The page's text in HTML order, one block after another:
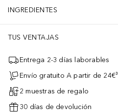
INGREDIENTES
TUS VENTAJAS
Entrega 2-3 días laborables
Envío gratuito A partir de 24€³
2 muestras de regalo
30 días de devolución